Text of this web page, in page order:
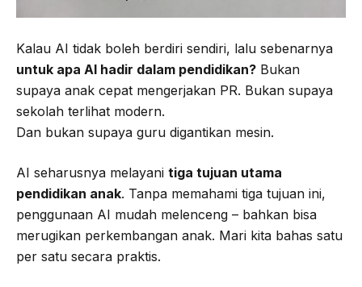
Kalau AI tidak boleh berdiri sendiri, lalu sebenarnya
untuk apa AI hadir dalam pendidikan? Bukan
supaya anak cepat mengerjakan PR. Bukan supaya
sekolah terlihat modern.
Dan bukan supaya guru digantikan mesin.
AI seharusnya melayani tiga tujuan utama
pendidikan anak. Tanpa memahami tiga tujuan ini,
penggunaan AI mudah melenceng – bahkan bisa
merugikan perkembangan anak. Mari kita bahas satu
per satu secara praktis.